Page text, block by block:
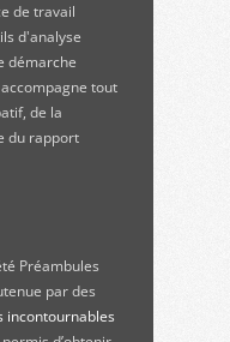
de travail
d'analyse
démarche
tout
de la
du rapport
Préambules
par des
incontournables